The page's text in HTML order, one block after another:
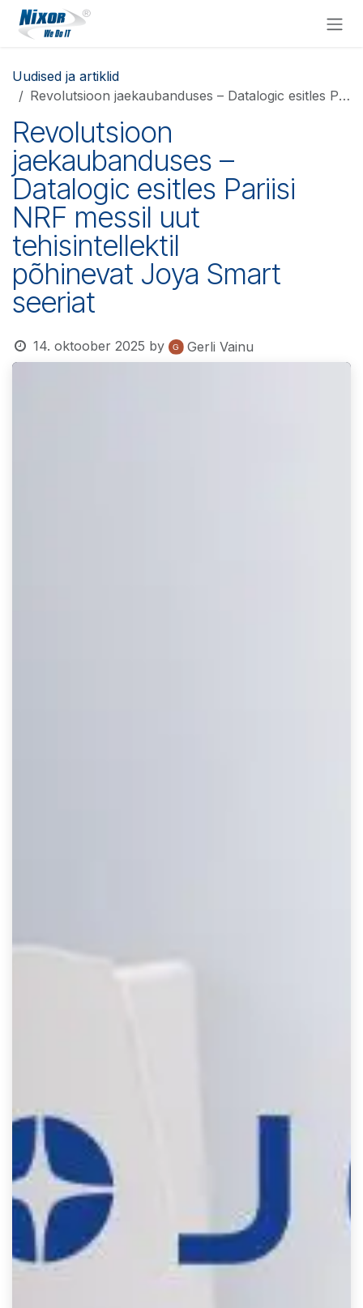
Skip to Content
Uudised ja artiklid
Revolutsioon jaekaubanduses – Datalogic esitles Pariisi NRF messil uut tehisintellektil põhinevat Joya Smart seeriat
Revolutsioon
jaekaubanduses –
Datalogic esitles Pariisi
NRF messil uut
tehisintellektil
põhinevat Joya Smart
seeriat
14. oktoober 2025 by Gerli Vainu